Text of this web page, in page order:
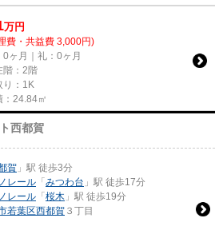
万円
費・共益費 3,000円)
0ヶ月｜礼：0ヶ月
階：2階
り：1K
：24.84㎡
西都賀
賀 」駅 徒歩3分
レール 「みつわ台 」駅 徒歩17分
レール 「桜木 」駅 徒歩19分
若葉区西都賀 ３丁目